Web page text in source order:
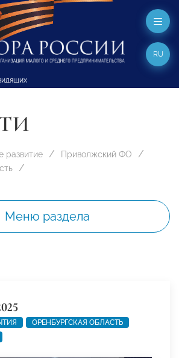
RU
развитие
Приволжский ФО
Меню раздела
ОРЕНБУРГСКАЯ ОБЛАСТЬ